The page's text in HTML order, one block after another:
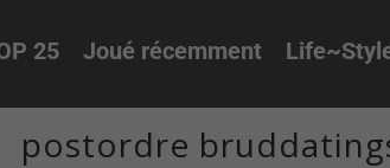
25 Joué récemment
postordre